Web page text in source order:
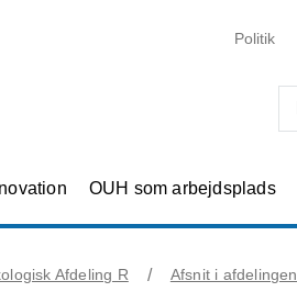
Politik
OUH som arbejdsplads
Afdeling R Afsnit i afdelingen